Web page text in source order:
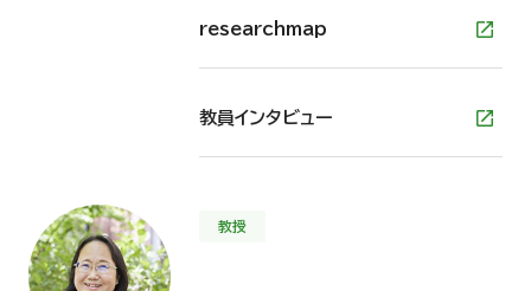
researchmap
教員インタビュー
教授